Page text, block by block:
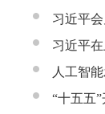
赴辽宁
习近平
习近平
人工智
“十五五